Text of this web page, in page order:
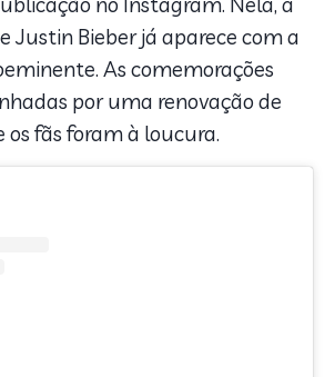
Justin Bieber já aparece com a
As comemorações
por uma renovação de
os fãs foram à loucura.